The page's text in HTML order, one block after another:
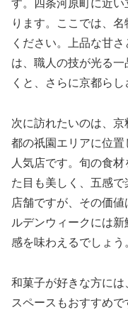
す。四条河原町に近
ります。ここでは、
ください。上品な甘
は、職人の技が光る
くと、さらに京都らし
次に訪れたいのは、
都の祇園エリアに位
人気店です。旬の食
た目も美しく、五感
店舗ですが、その価
ルデンウィークには
感を味わえるでしょう
和菓子が好きな方に
スペースもおすすめ